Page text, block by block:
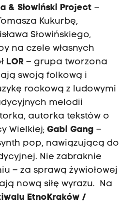
& Słowiński Project –
Kukurbę,
Słowińskiego,
na czele własnych
LOR – grupa tworzona
swoją folkową i
rockową z ludowymi
melodii
autorka tekstów o
Wielkiej;Gabi Gang–
pop, nawiązującą do
Nie zabraknie
– za sprawą żywiołowej
nową siłę wyrazu. Na
EtnoKraków /